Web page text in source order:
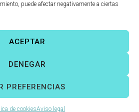
puede afectar negativamente a ciertas
ACEPTAR
DENEGAR
PREFERENCIAS
de cookiesAviso legal
|Política de cookies